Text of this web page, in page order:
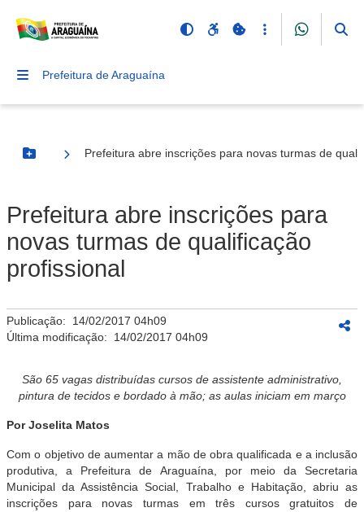
Prefeitura de Araguaína
Botão Menu
Prefeitura abre inscrições para novas turmas de
Prefeitura abre inscrições para
novas turmas de qualificação
profissional
Publicação: 14/02/2017 04h09
Última modificação: 14/02/2017 04h09
São 65 vagas distribuídas cursos de assistente administrativo,
pintura de tecidos e bordado à mão; as aulas iniciam em março
Por Joselita Matos
Com o objetivo de aumentar a mão de obra qualificada e a inclusão
produtiva, a Prefeitura de Araguaína, por meio da Secretaria
Municipal da Assistência Social, Trabalho e Habitação, abriu as
inscrições para novas turmas em três cursos gratuitos de